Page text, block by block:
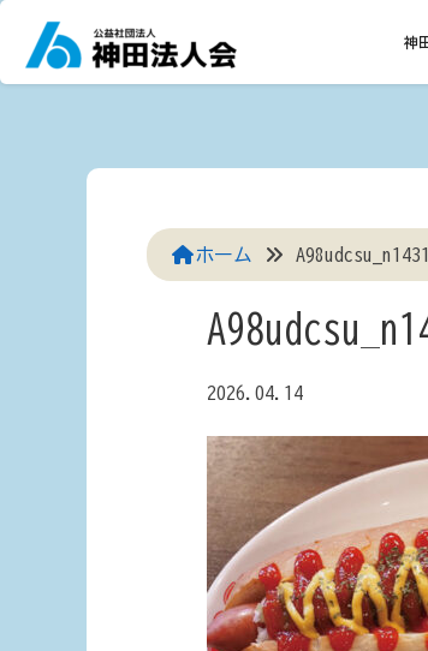
content
神
ホーム
2026.04.14